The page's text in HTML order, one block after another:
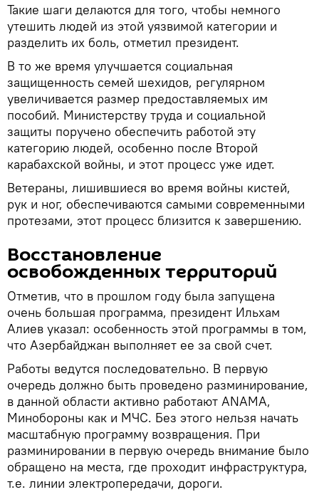
Такие шаги делаются для того, чтобы немного
утешить людей из этой уязвимой категории и
разделить их боль, отметил президент.
В то же время улучшается социальная
защищенность семей шехидов, регулярном
увеличивается размер предоставляемых им
пособий. Министерству труда и социальной
защиты поручено обеспечить работой эту
категорию людей, особенно после Второй
карабахской войны, и этот процесс уже идет.
Ветераны, лишившиеся во время войны кистей,
рук и ног, обеспечиваются самыми современными
протезами, этот процесс близится к завершению.
Восстановление
освобожденных территорий
Отметив, что в прошлом году была запущена
очень большая программа, президент Ильхам
Алиев указал: особенность этой программы в том,
что Азербайджан выполняет ее за свой счет.
Работы ведутся последовательно. В первую
очередь должно быть проведено разминирование,
в данной области активно работают ANAMA,
Минобороны как и МЧС. Без этого нельзя начать
масштабную программу возвращения. При
разминировании в первую очередь внимание было
обращено на места, где проходит инфраструктура,
т.е. линии электропередачи, дороги.